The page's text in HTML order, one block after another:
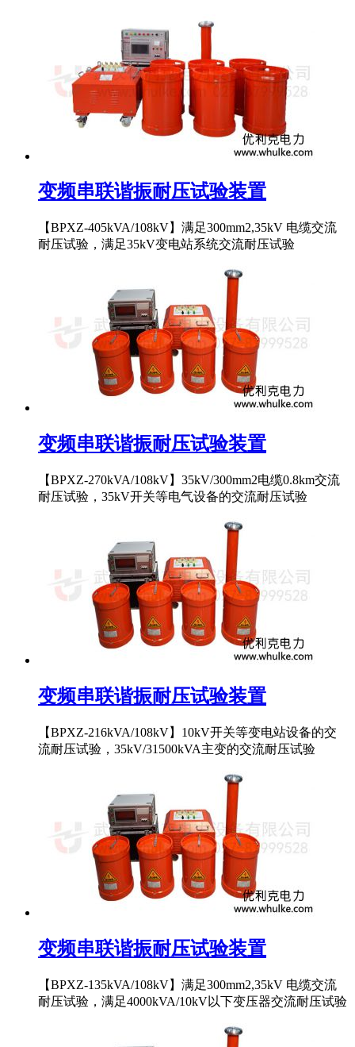
变频串联谐振耐压试验装置
【BPXZ-405kVA/108kV】满足300mm2,35kV 电缆交流
耐压试验，满足35kV变电站系统交流耐压试验
变频串联谐振耐压试验装置
【BPXZ-270kVA/108kV】35kV/300mm2电缆0.8km交流
耐压试验，35kV开关等电气设备的交流耐压试验
变频串联谐振耐压试验装置
【BPXZ-216kVA/108kV】10kV开关等变电站设备的交
流耐压试验，35kV/31500kVA主变的交流耐压试验
变频串联谐振耐压试验装置
【BPXZ-135kVA/108kV】满足300mm2,35kV 电缆交流
耐压试验，满足4000kVA/10kV以下变压器交流耐压试验